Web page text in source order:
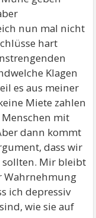
nun mal nicht
hart
Klagen
es aus meiner
Miete zahlen
mit
dann kommt
dass wir
sollten. Mir bleibt
Wahrnehmung
ich depressiv
wie sie auf